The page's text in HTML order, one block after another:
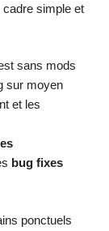
cadre simple et
sans mods
sur moyen
et les
bug fixes
ponctuels